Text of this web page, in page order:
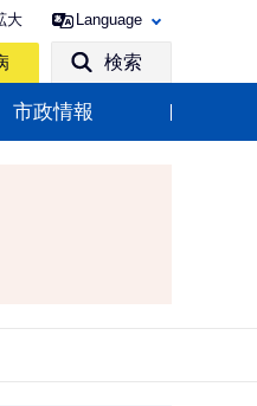
大 Language
検索
市政情報